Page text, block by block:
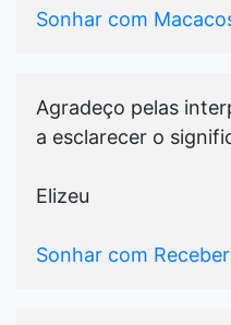
Sonhar com
Agradeço pelas
a esclarecer o
Elizeu
Sonhar com